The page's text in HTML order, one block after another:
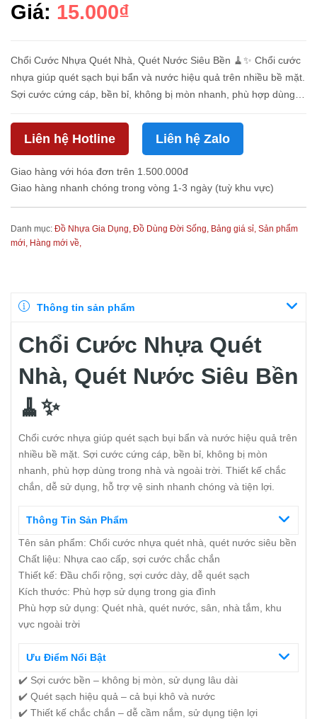
Giá: 15.000₫
Chổi Cước Nhựa Quét Nhà, Quét Nước Siêu Bền 🧹✨ Chổi cước
nhựa giúp quét sạch bụi bẩn và nước hiệu quả trên nhiều bề mặt.
Sợi cước cứng cáp, bền bỉ, không bị mòn nhanh, phù hợp dùng
v...
Liên hệ Hotline Liên hệ Zalo
Giao hàng với hóa đơn trên 1.500.000đ
Giao hàng nhanh chóng trong vòng 1-3 ngày (tuỳ khu vực)
Danh mục: Đồ Nhựa Gia Dụng, Đồ Dùng Đời Sống, Bảng giá sỉ, Sản phẩm
mới, Hàng mới về,
Thông tin sản phẩm
Chổi Cước Nhựa Quét
Nhà, Quét Nước Siêu Bền
🧹✨
Chổi cước nhựa giúp quét sạch bụi bẩn và nước hiệu quả trên
nhiều bề mặt. Sợi cước cứng cáp, bền bỉ, không bị mòn
nhanh, phù hợp dùng trong nhà và ngoài trời. Thiết kế chắc
chắn, dễ sử dụng, hỗ trợ vệ sinh nhanh chóng và tiện lợi.
Thông Tin Sản Phẩm
Tên sản phẩm: Chổi cước nhựa quét nhà, quét nước siêu bền
Chất liệu: Nhựa cao cấp, sợi cước chắc chắn
Thiết kế: Đầu chổi rộng, sợi cước dày, dễ quét sạch
Kích thước: Phù hợp sử dụng trong gia đình
Phù hợp sử dụng: Quét nhà, quét nước, sân, nhà tắm, khu
vực ngoài trời
Ưu Điểm Nổi Bật
✔️ Sợi cước bền – không bị mòn, sử dụng lâu dài
✔️ Quét sạch hiệu quả – cả bụi khô và nước
✔️ Thiết kế chắc chắn – dễ cầm nắm, sử dụng tiện lợi